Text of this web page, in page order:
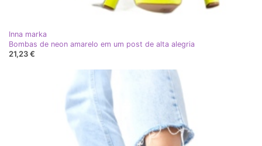
Inna marka
Bombas de neon amarelo em um post de alta alegria
21,23 €